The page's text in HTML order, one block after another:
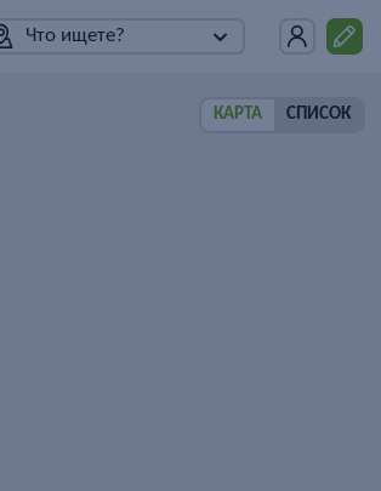
Что ищете?
КАРТА СПИСОК